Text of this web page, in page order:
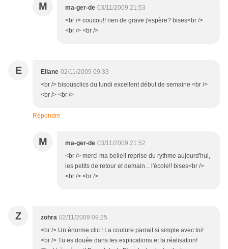
M ma-ger-de 03/11/2009 21:53
<br /> coucou!! rien de grave j'espère? bises<br />
<br /> <br />
E Eliane 02/11/2009 09:33
<br /> bisousclics du lundi excellent début de semaine <br />
<br /> <br />
Répondre
M ma-ger-de 03/11/2009 21:52
<br /> merci ma belle!! reprise du rythme aujourd'hui,
les petits de retour et demain... l'école!! bises<br />
<br /> <br />
Z zohra 02/11/2009 09:25
<br /> Un énorme clic ! La couture parrait si simple avec toi!
<br /> Tu es douée dans les explications et la réalisation!